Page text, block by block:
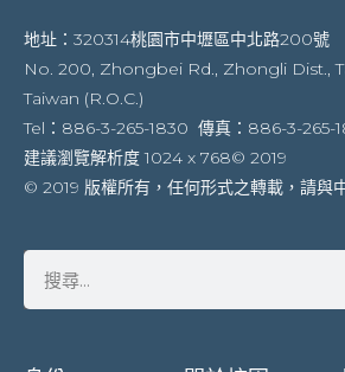
地址：320314桃園市中壢區中北路200號
No. 200, Zhongbei Rd., Zhongli Dist.,
Taiwan (R.O.C.)
Tel：886-3-265-1830 傳真：886-3-265-
建議瀏覽解析度 1024 x 768© 2019
© 2019 版權所有，任何形式之轉載，請與